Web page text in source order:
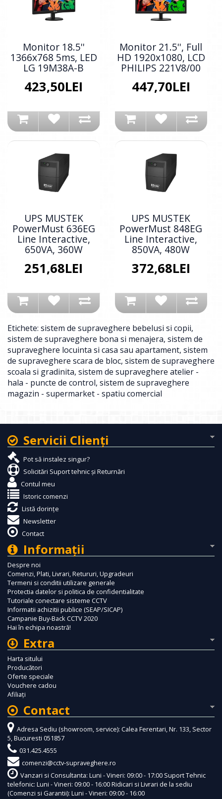
Monitor 18.5''
1366x768 5ms, LED
LG 19M38A-B
423,50LEI
Monitor 21.5'', Full
HD 1920x1080, LCD
PHILIPS 221V8/00
447,70LEI
UPS MUSTEK
PowerMust 636EG
Line Interactive,
650VA, 360W
251,68LEI
UPS MUSTEK
PowerMust 848EG
Line Interactive,
850VA, 480W
372,68LEI
Etichete: sistem de supraveghere bebelusi si copii,
sistem de supraveghere bona si menajera, sistem de
supraveghere locuinta si casa sau apartament, sistem
de supraveghere scara de bloc, sistem de supraveghere
scoala si gradinita, sistem de supraveghere atelier -
hala - puncte de control, sistem de supraveghere
magazin - supermarket - spatiu comercial
Servicii Clienţi
Pot să instalez singur?
Solicitări Suport tehnic și Returnări
Contul meu
Istoric comenzi
Listă dorințe
Newsletter
Contact
Informaţii
Despre noi
Comenzi, Plati, Livrari, Retururi, Upgradeuri
Termeni si conditii utilizare generale
Protectia datelor si politica de confidentialitate
Tutoriale conectare sisteme CCTV
Informatii achizitii publice (SEAP/SICAP)
Campanie Buy-Back CCTV 2020
Hai în echipa noastră!
Extra
Harta sitului
Producători
Oferte speciale
Vouchere cadou
Afiliaţi
Contact
Adresa Sediu (showroom, service): Calea Ferentari, Nr. 133, Sector
5, Bucuresti 051857
031.425.4555
comenzi@cctv-supraveghere.ro
Vanzari si Consultanta: Luni - Vineri: 09:00 - 17:00 Suport Tehnic
telefonic: Luni - Vineri: 09:00 - 16:00 Ridicari si Livrari de la sediu
(Comenzi si Garantii): Luni - Vineri: 09:00 - 16:00